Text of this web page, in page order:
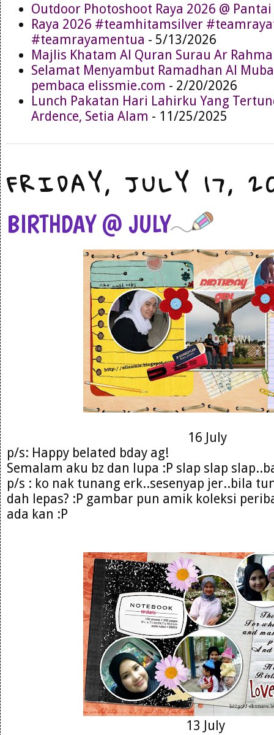
Outdoor Photoshoot Raya 2026 @ Pantai
Raya 2026 #teamhitamsilver
#teamrayamentua - 5/13/2026
Majlis Khatam Al Quran Surau Ar
Selamat Menyambut Ramadhan Al
pembaca elissmie.com - 2/20/2026
Lunch Pakatan Hari Lahirku Yang
Ardence, Setia Alam - 11/25/2025
FRIDAY, JULY 17,
BIRTHDAY @ JULY
16 July
p/s: Happy belated bday ag!
Semalam aku bz dan lupa :P slap slap
p/s : ko nak tunang erk..sesenyap jer..bila
dah lepas? :P gambar pun amik koleksi
ada kan :P
13 July